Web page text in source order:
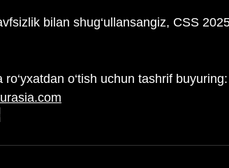
bilan shug‘ullansangiz, CSS
ro‘yxatdan o‘tish uchun tashrif buyuring: